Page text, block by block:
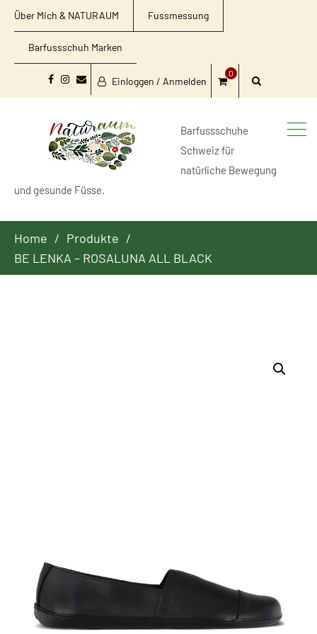
Über Mich & NATURAUM Fussmessung
Barfussschuh Marken
Facebook
Instagram
Email
Einloggen / Anmelden
0
Barfussschuhe
Schweiz für
natürliche Bewegung
und gesunde Füsse.
Home
Produkte
BE LENKA – ROSALUNA ALL BLACK